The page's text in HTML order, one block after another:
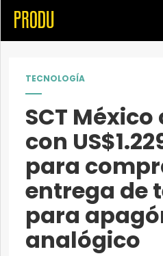
TECNOLOGÍA
SCT
con
para
entrega de
para
analógico